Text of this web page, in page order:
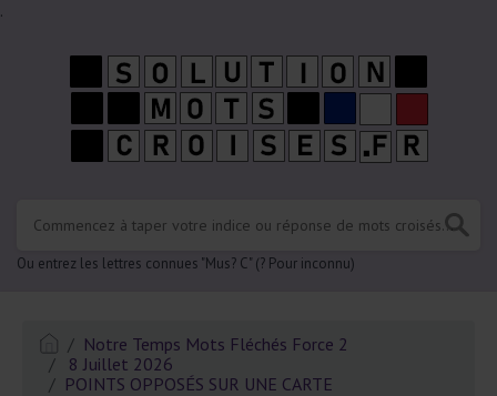
.
Ou entrez les lettres connues "Mus? C" (? Pour inconnu)
Notre Temps Mots Fléchés Force 2
8 Juillet 2026
POINTS OPPOSÉS SUR UNE CARTE